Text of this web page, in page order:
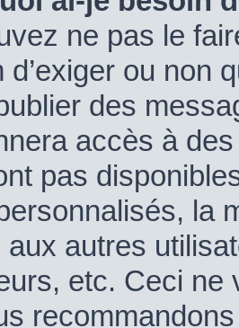
ne pas le
d’exiger ou non
des
accès à
pas
la
autres
etc. Ceci